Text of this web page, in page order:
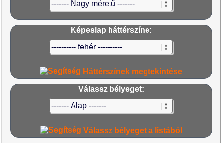
Képeslap háttérszíne:
Háttérszínek megtekintése
Válassz bélyeget:
Válassz bélyeget a listából